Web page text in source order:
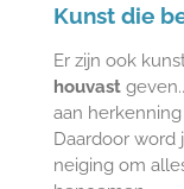
Kunst die
Er zijn ook
houvastgeven.
aan
Daardoor word
neiging om